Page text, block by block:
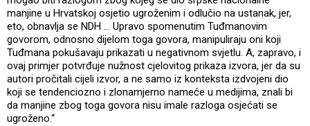
manjine u Hrvatskoj osjetio ugroženim i odlučio na ustanak, jer,
eto, obnavlja se NDH … Upravo spomenutim Tuđmanovim
govorom, odnosno dijelom toga govora, manipuliraju oni koji
Tuđmana pokušavaju prikazati u negativnom svjetlu. A, zapravo, i
ovaj primjer potvrđuje nužnost cjelovitog prikaza izvora, jer da su
autori pročitali cijeli izvor, a ne samo iz konteksta izdvojeni dio
koji se tendenciozno i zlonamjerno nameće u medijima, znali bi
da manjine zbog toga govora nisu imale razloga osjećati se
ugroženo.“